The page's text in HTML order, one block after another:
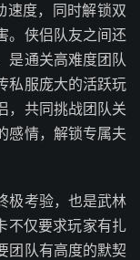
度，同时解锁双
。侠侣队友之间还
是通关高难度团队
私服庞大的活跃玩
，共同挑战团队关
感情，解锁专属夫
极考验，也是武林
不仅要求玩家有扎
团队有高度的默契